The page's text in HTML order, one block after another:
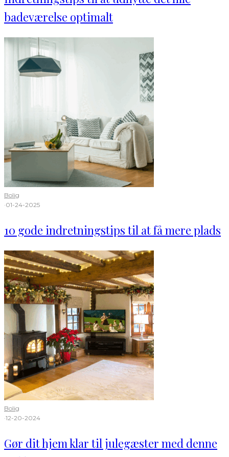
badeværelse optimalt
Bolig
·01-24-2025
10 gode indretningstips til at få mere plads
Bolig
·12-20-2024
Gør dit hjem klar til julegæster med denne